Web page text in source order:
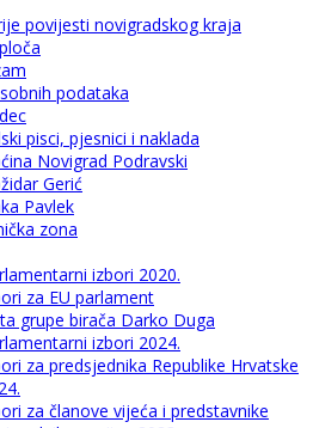
povijesti novigradskog kraja
podataka
pisci, pjesnici i naklada
Novigrad Podravski
Gerić
Pavlek
zona
izbori 2020.
za EU parlament
grupe birača Darko Duga
izbori 2024.
za predsjednika Republike Hrvatske
za članove vijeća i predstavnike